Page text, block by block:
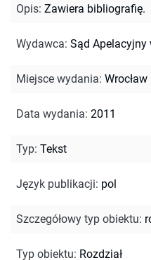
Opis: Zawiera bibliografię.
Wydawca: Sąd Apelacyjny
Miejsce wydania: Wrocław
Data wydania: 2011
Typ: Tekst
Język publikacji: pol
Szczegółowy typ obiektu:
Typ obiektu: Rozdział